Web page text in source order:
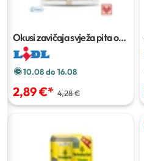
Okusi zavičaja svježa pita od
jabuka420 g
10.08 do 16.08
2,89 €* 4,28 €